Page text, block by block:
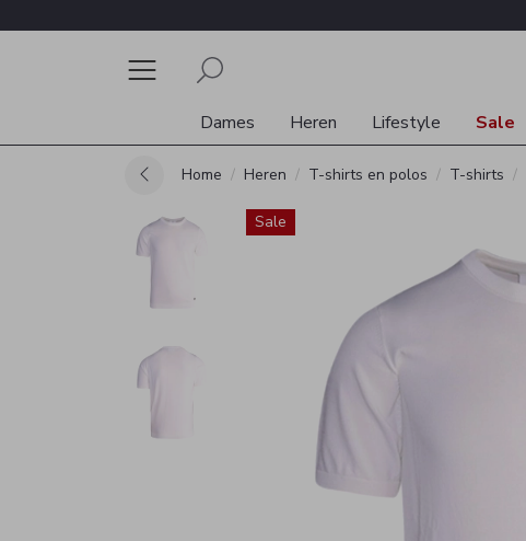
Dames Heren Lifestyle Sale
Home Heren T-shirts en polos T-shirts
Sale